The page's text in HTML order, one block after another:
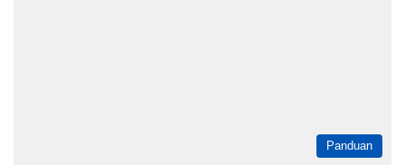
Panduan